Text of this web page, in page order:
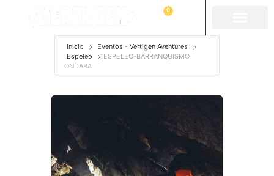
0
Inicio
Eventos - Vertigen Aventures
Espeleo
ESPELEO-BARRANQUISMO
ONDARA